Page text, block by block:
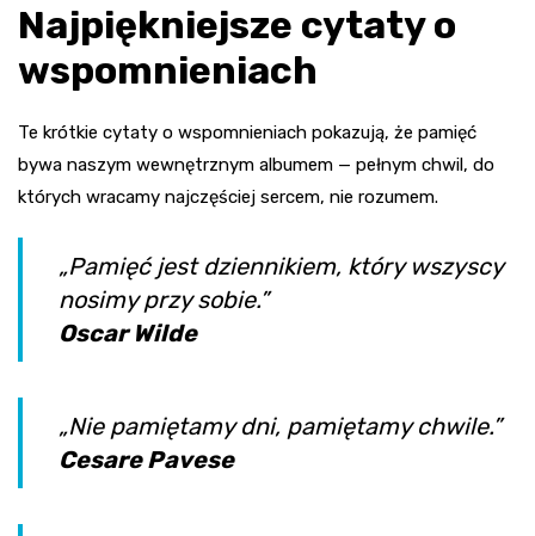
Najpiękniejsze cytaty o
wspomnieniach
Te krótkie cytaty o wspomnieniach pokazują, że pamięć
bywa naszym wewnętrznym albumem — pełnym chwil, do
których wracamy najczęściej sercem, nie rozumem.
„Pamięć jest dziennikiem, który wszyscy
nosimy przy sobie.”
Oscar Wilde
„Nie pamiętamy dni, pamiętamy chwile.”
Cesare Pavese